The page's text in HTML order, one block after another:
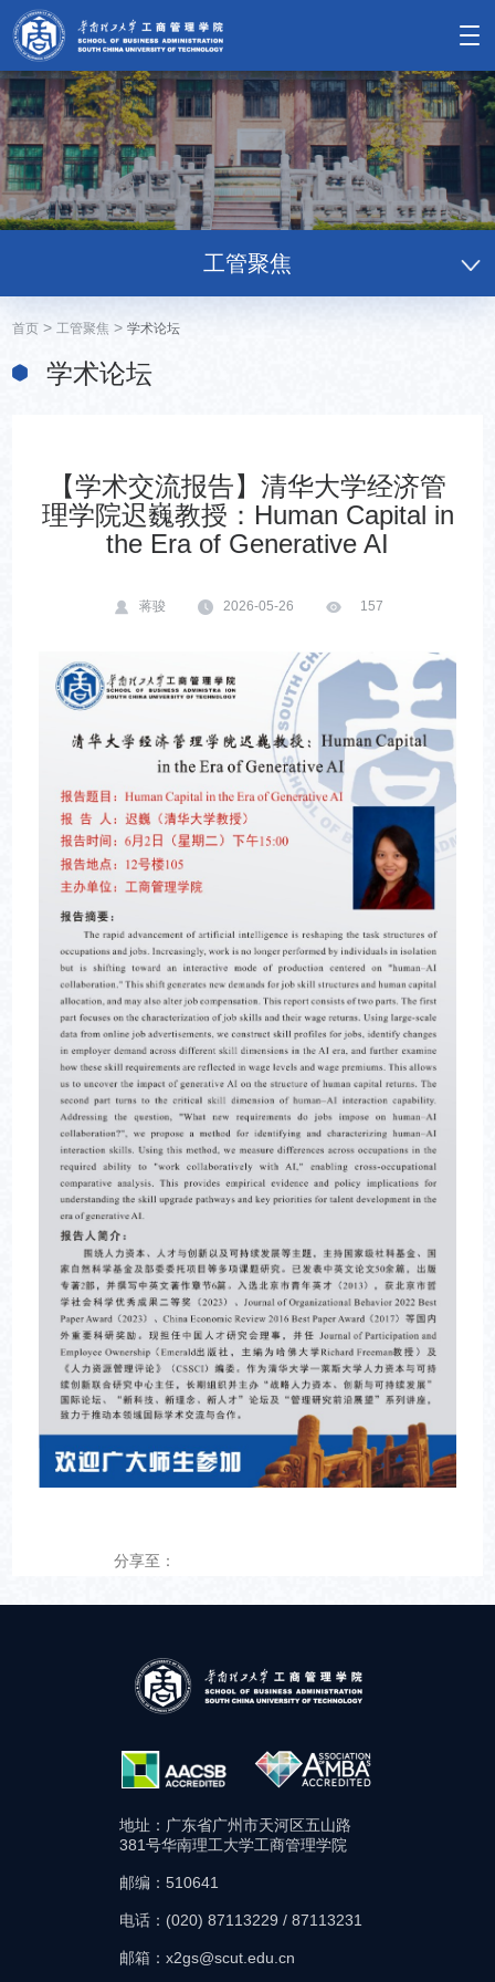
工管聚焦
首页 > 工管聚焦 >学术论坛
学术论坛
【学术交流报告】清华大学经济管
理学院迟巍教授：Human Capital in
the Era of Generative AI
蒋骏 2026-05-26 157
分享至：
地址：广东省广州市天河区五山路
381号华南理工大学工商管理学院
邮编：510641
电话：(020) 87113229 / 87113231
邮箱：x2gs@scut.edu.cn